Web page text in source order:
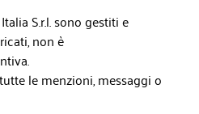
S.r.l. sono gestiti e
non è
le menzioni, messaggi o